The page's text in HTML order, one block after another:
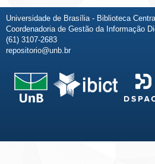
Universidade de Brasília - Biblioteca
Coordenadoria de Gestão da Informação
(61) 3107-2683
repositorio@unb.br